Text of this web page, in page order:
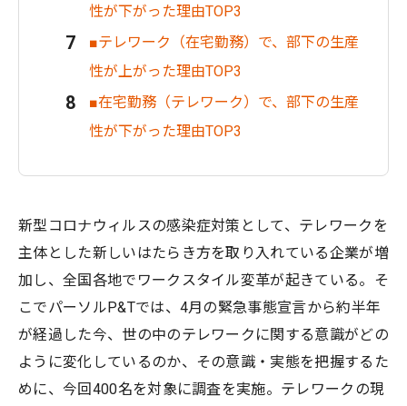
性が下がった理由TOP3
■テレワーク（在宅勤務）で、部下の生産
性が上がった理由TOP3
■在宅勤務（テレワーク）で、部下の生産
性が下がった理由TOP3
新型コロナウィルスの感染症対策として、テレワークを
主体とした新しいはたらき方を取り入れている企業が増
加し、全国各地でワークスタイル変革が起きている。そ
こでパーソルP&Tでは、4月の緊急事態宣言から約半年
が経過した今、世の中のテレワークに関する意識がどの
ように変化しているのか、その意識・実態を把握するた
めに、今回400名を対象に調査を実施。テレワークの現